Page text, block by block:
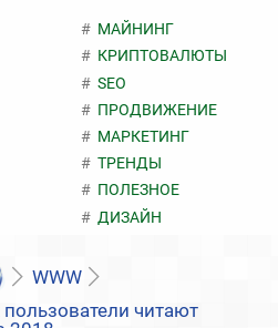
МАЙНИНГ
КРИПТОВАЛЮТЫ
SEO
ПРОДВИЖЕНИЕ
МАРКЕТИНГ
ТРЕНДЫ
ПОЛЕЗНОЕ
ДИЗАЙН
WWW
читают